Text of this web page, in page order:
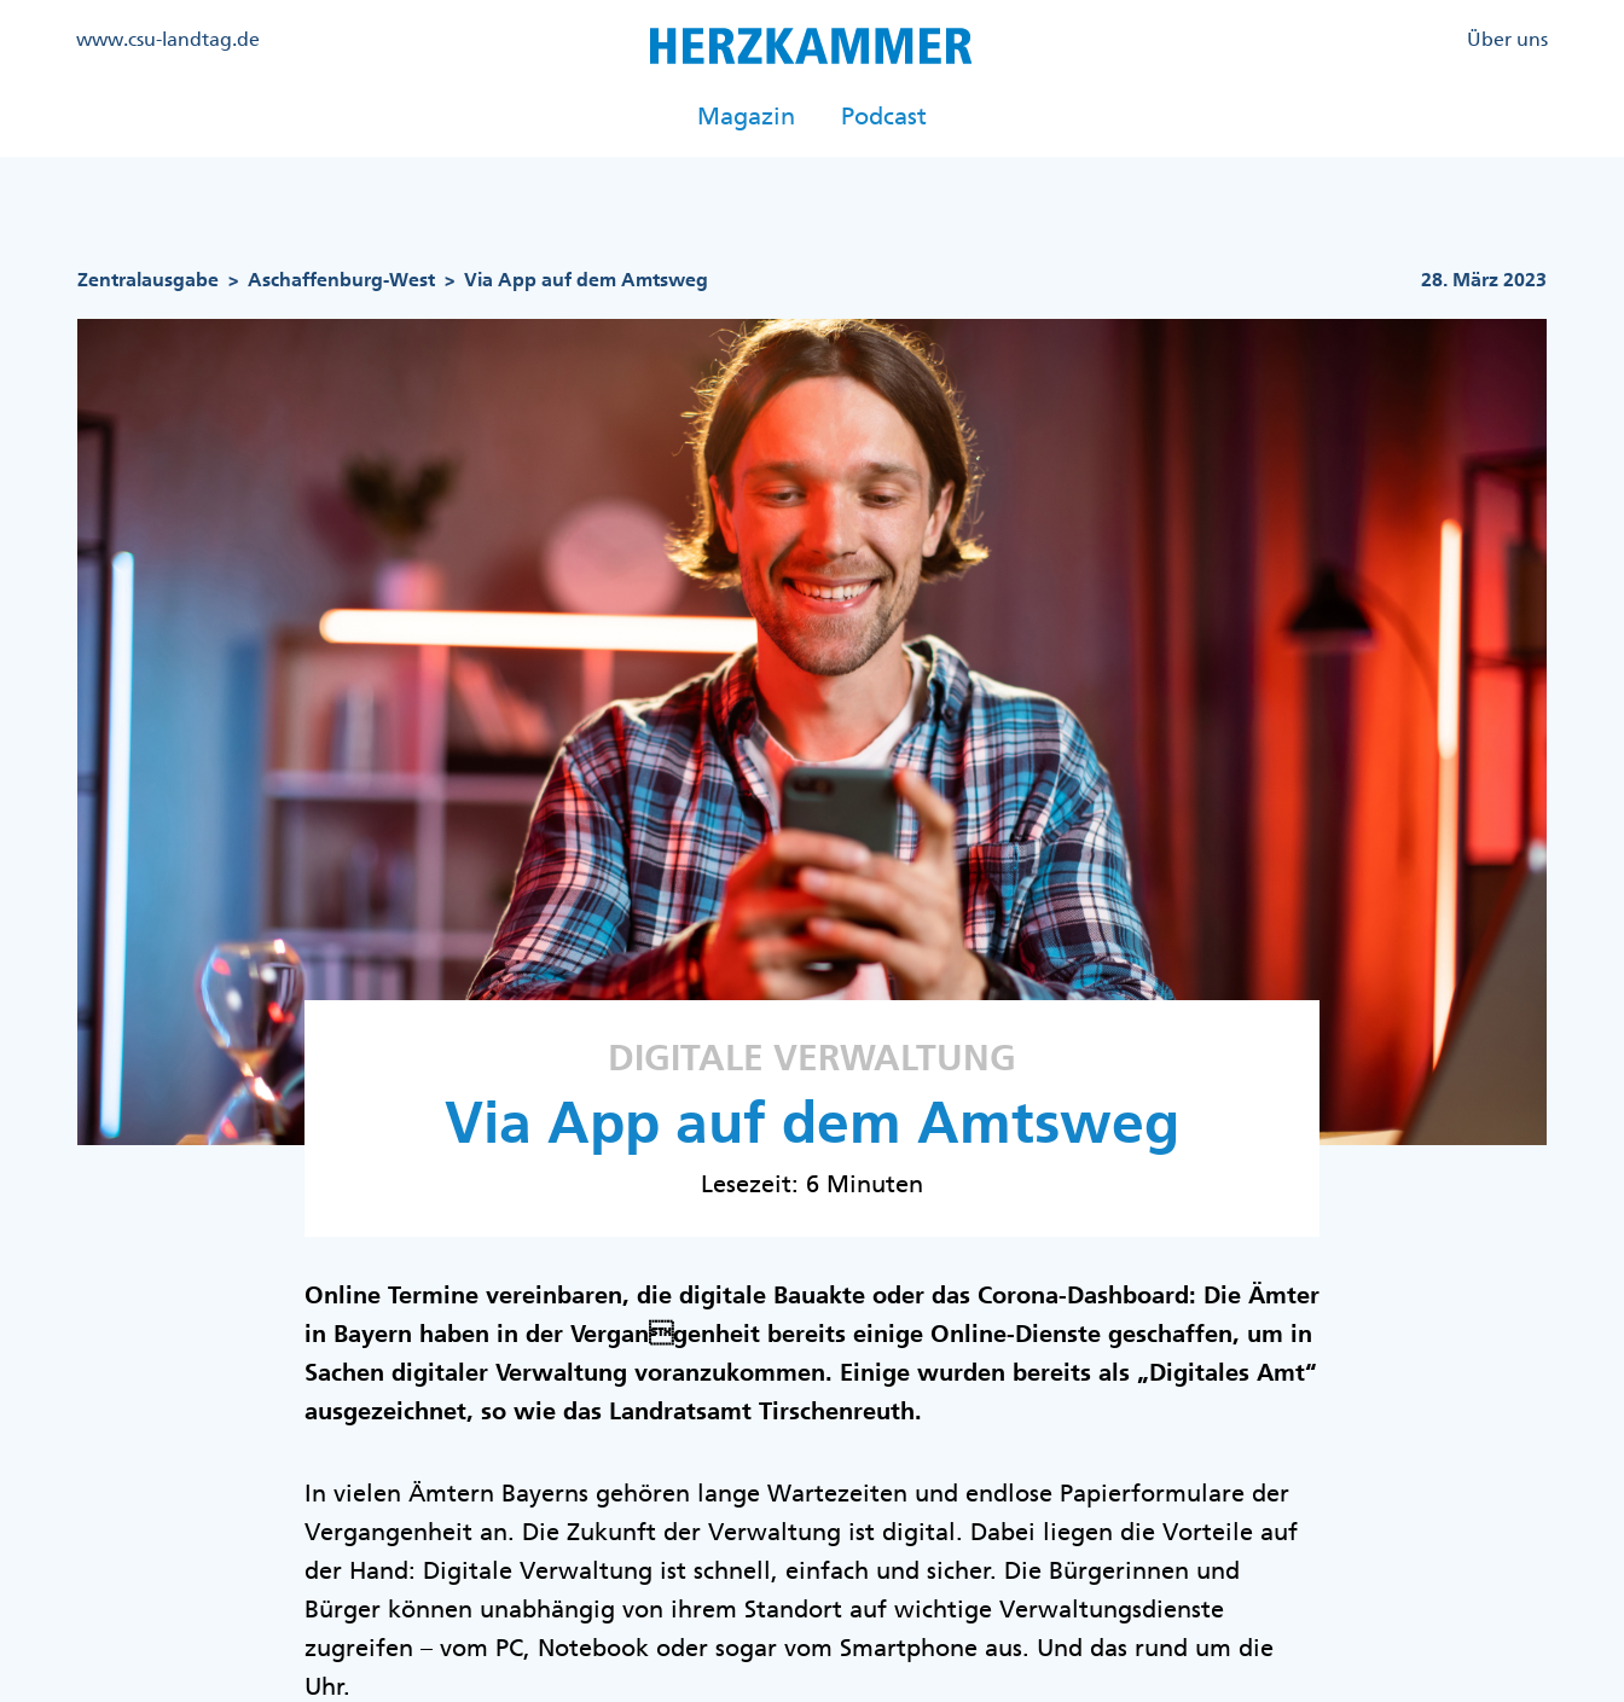
Kopfzeile
www.csu-landtag.de
Kopfzeile
Über uns
Magazin Podcast
Zentralausgabe > Aschaffenburg-West > Via App auf dem Amtsweg 28. März 2023
DIGITALE VERWALTUNG
Via App auf dem Amtsweg
Lesezeit: 6 Minuten
Online Termine vereinbaren, die digitale Bauakte oder das Corona-Dashboard: Die Ämter
in Bayern haben in der Vergangenheit bereits einige Online-Dienste geschaffen, um in
Sachen digitaler Verwaltung voranzukommen. Einige wurden bereits als „Digitales Amt“
ausgezeichnet, so wie das Landratsamt Tirschenreuth.
In vielen Ämtern Bayerns gehören lange Wartezeiten und endlose Papierformulare der
Vergangenheit an. Die Zukunft der Verwaltung ist digital. Dabei liegen die Vorteile auf
der Hand: Digitale Verwaltung ist schnell, einfach und sicher. Die Bürgerinnen und
Bürger können unabhängig von ihrem Standort auf wichtige Verwaltungsdienste
zugreifen – vom PC, Notebook oder sogar vom Smartphone aus. Und das rund um die
Uhr.